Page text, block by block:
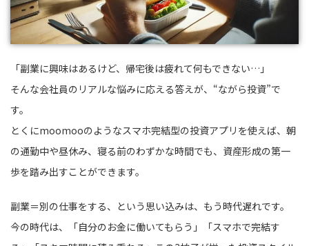
「副業に興味はあるけど、帰宅後は疲れて何もできない…」
そんな会社員のリアルな悩みに応える答えが、“ながら投資”で
す。
とくにmoomooのようなスマホ完結型の投資アプリを使えば、朝
の通勤中や昼休み、寝る前のわずかな時間でも、資産形成の第一
歩を踏み出すことができます。
副業＝別の仕事をする、という思い込みは、もう時代遅れです。
今の時代は、「自分のお金に働いてもらう」「スマホで完結す